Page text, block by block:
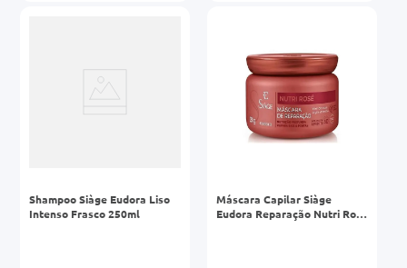
Shampoo Siàge Eudora Liso
Intenso Frasco 250ml
Máscara Capilar Siàge
Eudora Reparação Nutri Rosé